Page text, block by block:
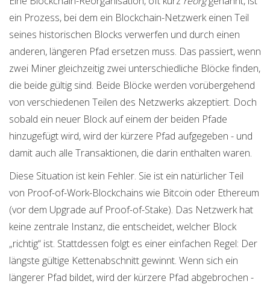
ein Prozess, bei dem ein Blockchain-Netzwerk einen Teil
seines historischen Blocks verwerfen und durch einen
anderen, längeren Pfad ersetzen muss. Das passiert, wenn
zwei Miner gleichzeitig zwei unterschiedliche Blöcke finden,
die beide gültig sind. Beide Blöcke werden vorübergehend
von verschiedenen Teilen des Netzwerks akzeptiert. Doch
sobald ein neuer Block auf einem der beiden Pfade
hinzugefügt wird, wird der kürzere Pfad aufgegeben - und
damit auch alle Transaktionen, die darin enthalten waren.
Diese Situation ist kein Fehler. Sie ist ein natürlicher Teil
von Proof-of-Work-Blockchains wie Bitcoin oder Ethereum
(vor dem Upgrade auf Proof-of-Stake). Das Netzwerk hat
keine zentrale Instanz, die entscheidet, welcher Block
„richtig“ ist. Stattdessen folgt es einer einfachen Regel: Der
längste gültige Kettenabschnitt gewinnt. Wenn sich ein
längerer Pfad bildet, wird der kürzere Pfad abgebrochen -